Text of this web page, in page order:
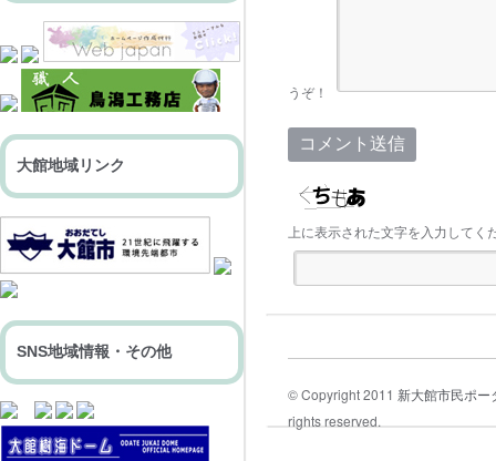
大館地域リンク
SNS地域情報・その他
うぞ！
上に表示された文字を入力してく
© Copyright 2011 新大館市民ポ
rights reserved.